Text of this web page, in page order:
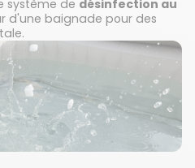
système de désinfection au
d'une baignade pour des